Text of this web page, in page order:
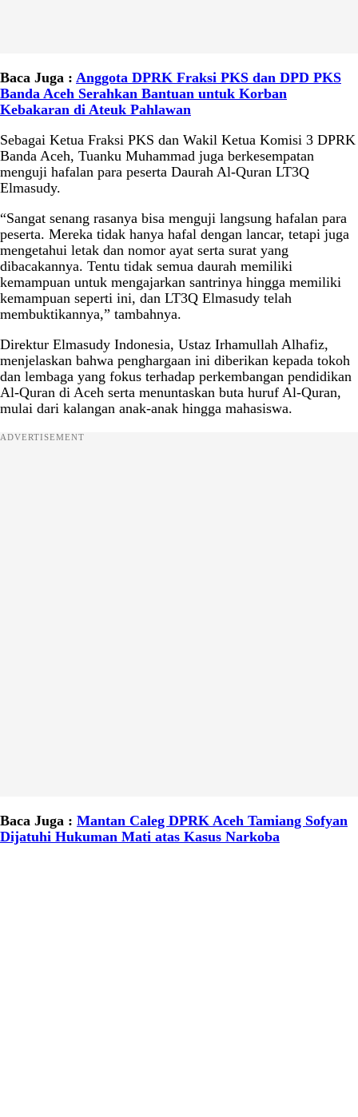
Baca Juga : Anggota DPRK Fraksi PKS dan DPD PKS
Banda Aceh Serahkan Bantuan untuk Korban
Kebakaran di Ateuk Pahlawan
Sebagai Ketua Fraksi PKS dan Wakil Ketua Komisi 3 DPRK
Banda Aceh, Tuanku Muhammad juga berkesempatan
menguji hafalan para peserta Daurah Al-Quran LT3Q
Elmasudy.
“Sangat senang rasanya bisa menguji langsung hafalan para
peserta. Mereka tidak hanya hafal dengan lancar, tetapi juga
mengetahui letak dan nomor ayat serta surat yang
dibacakannya. Tentu tidak semua daurah memiliki
kemampuan untuk mengajarkan santrinya hingga memiliki
kemampuan seperti ini, dan LT3Q Elmasudy telah
membuktikannya,” tambahnya.
Direktur Elmasudy Indonesia, Ustaz Irhamullah Alhafiz,
menjelaskan bahwa penghargaan ini diberikan kepada tokoh
dan lembaga yang fokus terhadap perkembangan pendidikan
Al-Quran di Aceh serta menuntaskan buta huruf Al-Quran,
mulai dari kalangan anak-anak hingga mahasiswa.
ADVERTISEMENT
Baca Juga : Mantan Caleg DPRK Aceh Tamiang Sofyan
Dijatuhi Hukuman Mati atas Kasus Narkoba